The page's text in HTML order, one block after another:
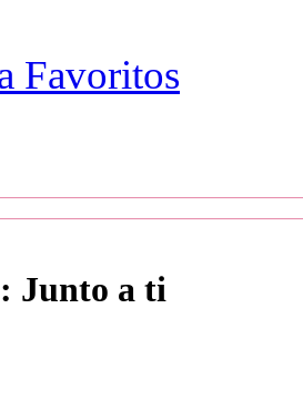
Favoritos
Junto a ti